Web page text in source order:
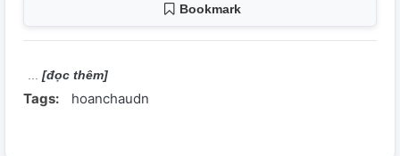
Bookmark
[đọc thêm]
Tags: hoanchaudn